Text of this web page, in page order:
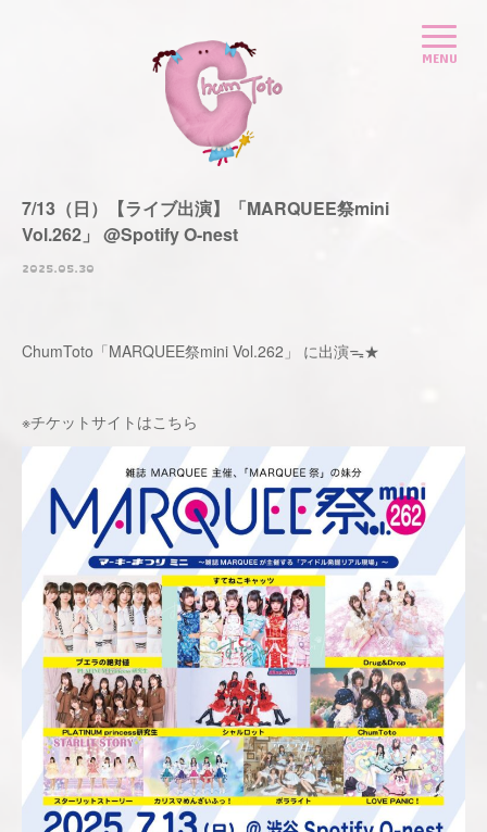
7/13（日）【ライブ出演】「MARQUEE祭mini
Vol.262」 @Spotify O-nest
2025.05.30
ChumToto「MARQUEE祭mini Vol.262」 に出演ᯓ★
※チケットサイトはこちら